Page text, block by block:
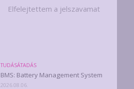
Elfelejtettem a jelszavamat
TUDÁSÁTADÁS
BMS: Battery Management System
2026.08.06.